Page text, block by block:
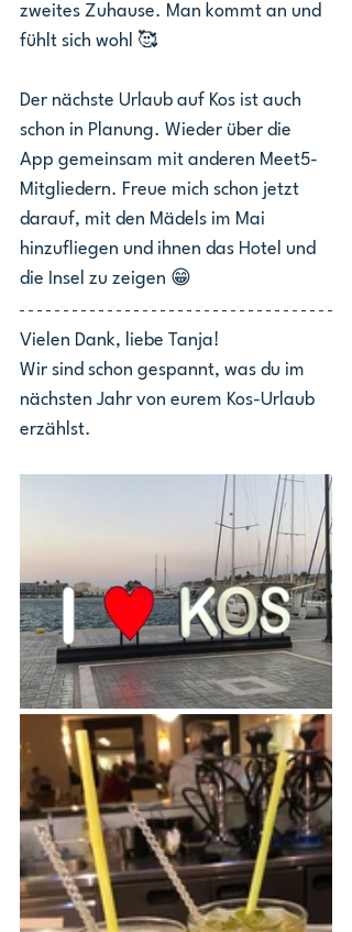
zweites Zuhause. Man kommt an und
fühlt sich wohl 🥰
Der nächste Urlaub auf Kos ist auch
schon in Planung. Wieder über die
App gemeinsam mit anderen Meet5-
Mitgliedern. Freue mich schon jetzt
darauf, mit den Mädels im Mai
hinzufliegen und ihnen das Hotel und
die Insel zu zeigen 😁
Vielen Dank, liebe Tanja!
Wir sind schon gespannt, was du im
nächsten Jahr von eurem Kos-Urlaub
erzählst.